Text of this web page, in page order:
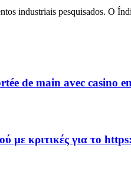
industriais pesquisados. O
de main avec casino
με κριτικές για το